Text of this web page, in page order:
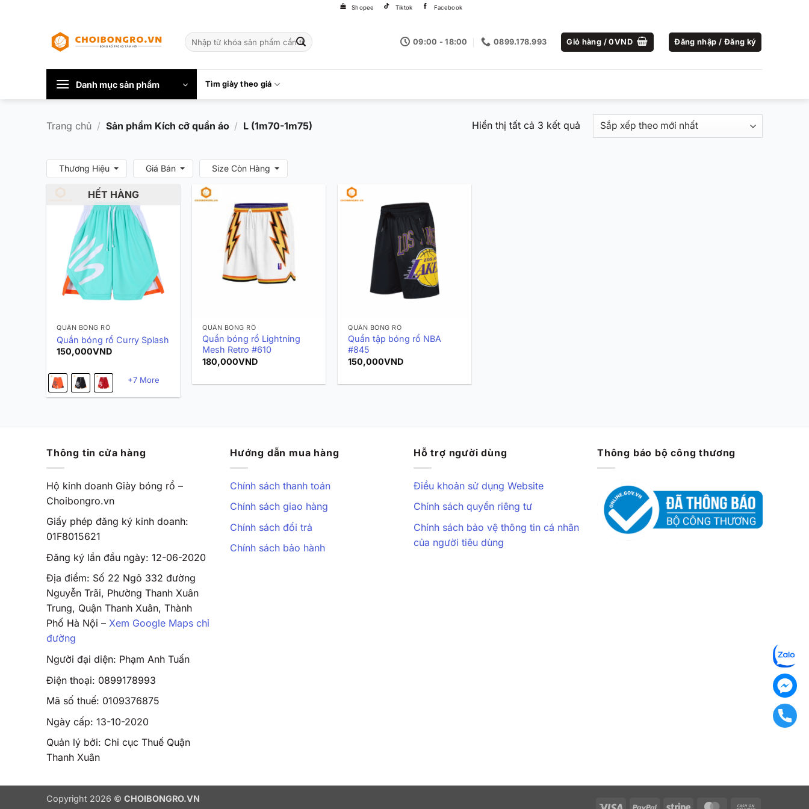
Shopee Tiktok Facebook
kiếm:
09:00 - 18:00 0899.178.993 Giỏ hàng /0VND Đăng nhập / Đăng ký
Danh mục sản phẩm Tìm giày theo giá
Trang chủ / Sản phẩm Kích cỡ quần áo / L (1m70-1m75) Hiển thị tất cả 3 kết quảĐã
sắp
Thương Hiệu Giá Bán Size Còn Hàng
HẾT HÀNG
QUẦN BÓNG RỔ
Quần bóng rổ Curry Splash
150,000VND
+7 More
QUẦN BÓNG RỔ
Quần bóng rổ Lightning
Mesh Retro #610
180,000VND
QUẦN BÓNG RỔ
Quần tập bóng rổ NBA
#845
150,000VND
Thông tin cửa hàng
Hộ kinh doanh Giày bóng rổ –
Choibongro.vn
Giấy phép đăng ký kinh doanh:
01F8015621
Đăng ký lần đầu ngày: 12-06-2020
Địa điểm: Số 22 Ngõ 332 đường
Nguyễn Trãi, Phường Thanh Xuân
Trung, Quận Thanh Xuân, Thành
Phố Hà Nội – Xem Google Maps chỉ
đường
Người đại diện: Phạm Anh Tuấn
Điện thoại: 0899178993
Mã số thuế: 0109376875
Ngày cấp: 13-10-2020
Quản lý bởi: Chi cục Thuế Quận
Thanh Xuân
Hướng dẫn mua hàng
Chính sách thanh toán
Chính sách giao hàng
Chính sách đổi trả
Chính sách bảo hành
Hỗ trợ người dùng
Điều khoản sử dụng Website
Chính sách quyền riêng tư
Chính sách bảo vệ thông tin cá nhân
của người tiêu dùng
Thông báo bộ công thương
Visa PayPal Stripe MasterCard
Copyright 2026 © CHOIBONGRO.VN